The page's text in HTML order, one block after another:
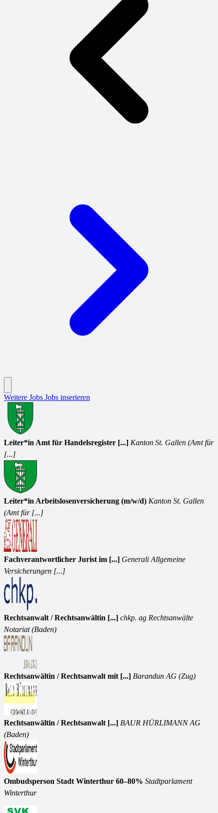
Weitere Jobs Jobs inserieren
Leiter*in Amt für Handelsregister [...] Kanton St. Gallen (Amt für
[...]
Leiter*in Arbeitslosenversicherung (m/w/d) Kanton St. Gallen
(Amt für [...]
Fachverantwortlicher Jurist im [...] Generali Allgemeine
Versicherungen [...]
Rechtsanwalt / Rechtsanwältin [...] chkp. ag Rechtsanwälte
Notariat (Baden)
Rechtsanwältin / Rechtsanwalt mit [...] Barandun AG (Zug)
Rechtsanwältin / Rechtsanwalt [...] BAUR HÜRLIMANN AG
(Baden)
Ombudsperson Stadt Winterthur 60–80% Stadtparlament
Winterthur